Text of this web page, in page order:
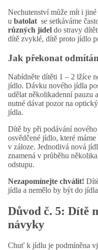
Nechutenství může mít i
u batolat se setkáváme
různých jídel do stravy
dítě zvyklé, dítě proto jídlo
Jak překonat
Nabídněte dítěti 1 – 2 lžíce
jídlo. Dávku nového jídla
udělat několikadenní pauzu
nutné dávat pozor na
jídla.
Dítě by při podávání
osvědčené jídlo, které
v záloze. Jednotlivá nová
znamená v průběhu
odstupu.
Nezapomínejte chválit!
jídla a nemělo by být do
Důvod č. 5: Dítě
návyky
Chuť k jídlu je podmíněna